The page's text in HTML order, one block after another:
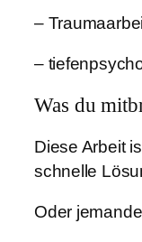
–
–
Was du
Diese Arbeit
schnelle
Oder